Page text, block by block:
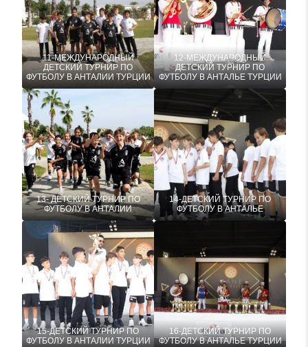
11-МЕЖДУНАРОДНЫЙ
ДЕТСКИЙ ТУРНИР ПО
ФУТБОЛУ В АНТАЛИИ ТУРЦИИ
12-МЕЖДУНАРОДНЫЙ
ДЕТСКИЙ ТУРНИР ПО
ФУТБОЛУ В АНТАЛЬЕ ТУРЦИИ
13- ДЕТСКИЙ ТУРНИР ПО
ФУТБОЛУ В АНТАЛИИ
14-ДЕТСКИЙ ТУРНИР ПО
ФУТБОЛУ В АНТАЛЬЕ
15-ДЕТСКИЙ ТУРНИР ПО
ФУТБОЛУ В АНТАЛИИ ТУРЦИИ
16-ДЕТСКИЙ ТУРНИР ПО
ФУТБОЛУ В АНТАЛЬЕ ТУРЦИИ